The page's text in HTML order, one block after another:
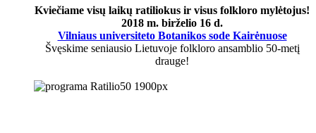
Kviečiame visų laikų ratiliokus ir visus folkloro mylėtojus!
2018 m. birželio 16 d.
Vilniaus universiteto Botanikos sode Kairėnuose
Švęskime seniausio Lietuvoje folkloro ansamblio 50-metį
drauge!